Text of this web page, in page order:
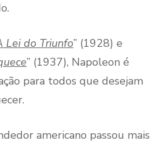
Lei do Triunfo” (1928) e
” (1937), Napoleon é
para todos que desejam
americano passou mais